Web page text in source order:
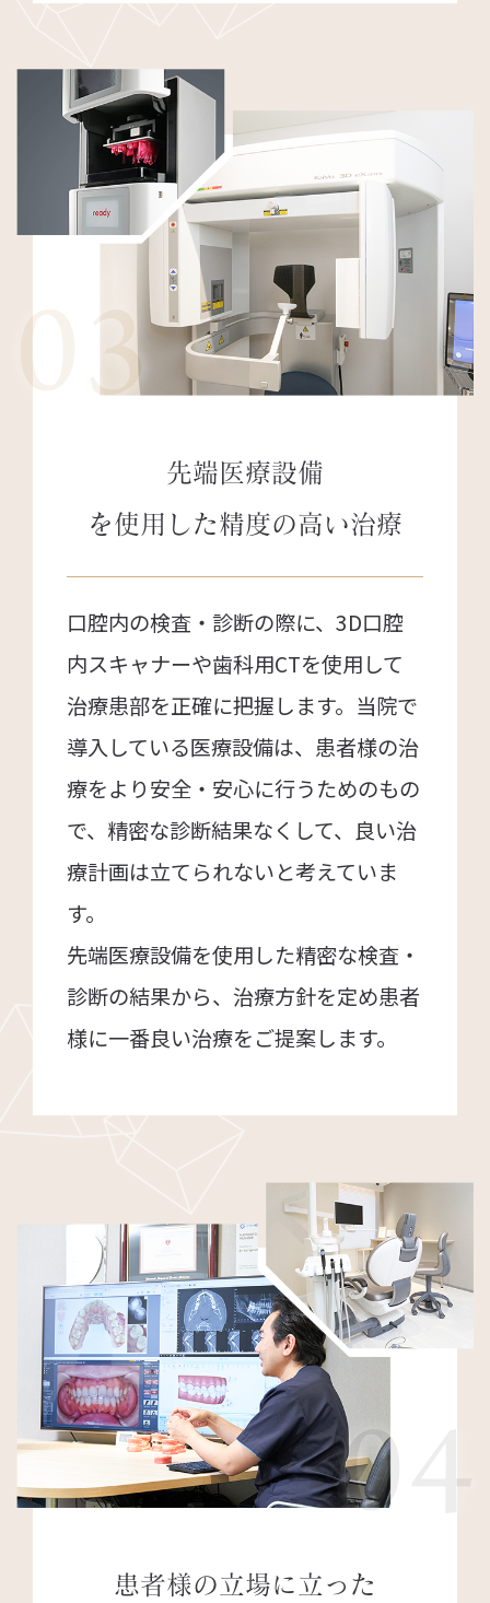
03
先端医療設備
を使用した精度の高い治療
口腔内の検査・診断の際に、3D口腔
内スキャナーや歯科用CTを使用して
治療患部を正確に把握します。当院で
導入している医療設備は、患者様の治
療をより安全・安心に行うためのもの
で、精密な診断結果なくして、良い治
療計画は立てられないと考えていま
す。
先端医療設備を使用した精密な検査・
診断の結果から、治療方針を定め患者
様に一番良い治療をご提案します。
04
患者様の立場に立った